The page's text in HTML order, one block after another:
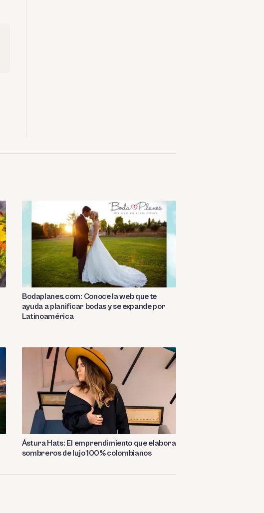
Bodaplanes.com: Conoce la web que te
ayuda a planificar bodas y se expande por
Latinoamérica
Ástura Hats: El emprendimiento que elabora
sombreros de lujo 100% colombianos